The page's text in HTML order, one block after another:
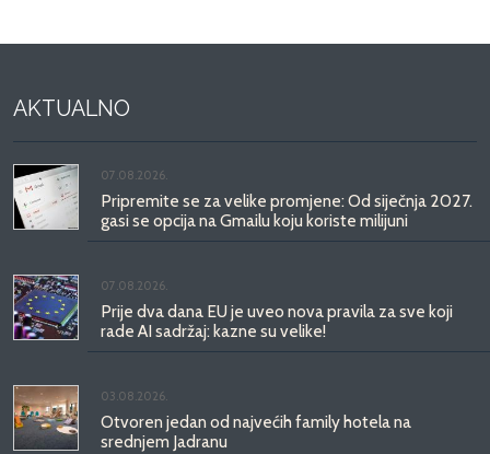
AKTUALNO
07.08.2026.
Pripremite se za velike promjene: Od siječnja 2027.
gasi se opcija na Gmailu koju koriste milijuni
07.08.2026.
Prije dva dana EU je uveo nova pravila za sve koji
rade AI sadržaj: kazne su velike!
03.08.2026.
Otvoren jedan od najvećih family hotela na
srednjem Jadranu